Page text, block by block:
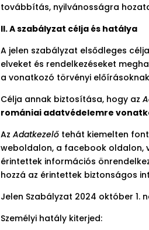
továbbítás, nyilvánosságra
II. A szabályzat célja és hatálya
A jelen szabályzat elsődleges
elveket és rendelkezéseket
a vonatkozó törvényi
Célja annak biztosítása, hogy az
romániai adatvédelemre
AzAdatkezelő tehát kiemelten
weboldalon, a facebook oldalon,
érintettek információs
hozzá az érintettek biztonságos
Jelen Szabályzat 2024 október
Személyi hatály kiterjed: